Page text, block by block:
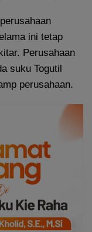
ini tetap
Perusahaan
suku Togutil
perusahaan.